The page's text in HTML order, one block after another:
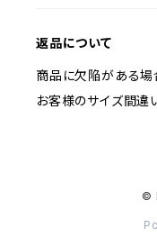
返品について
商品に欠陥がある場
お客様のサイズ間違
©